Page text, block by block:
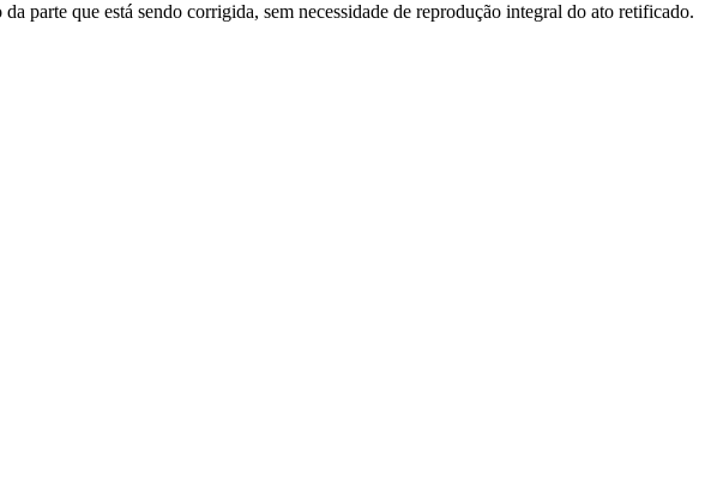
parte que está sendo corrigida, sem necessidade de reprodução integral do ato retificado.